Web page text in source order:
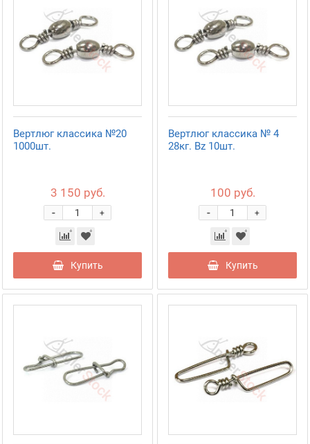
Вертлюг классика №20
1000шт.
3 150 руб.
+
-
Купить
Вертлюг классика № 4
28кг. Bz 10шт.
100 руб.
+
-
Купить